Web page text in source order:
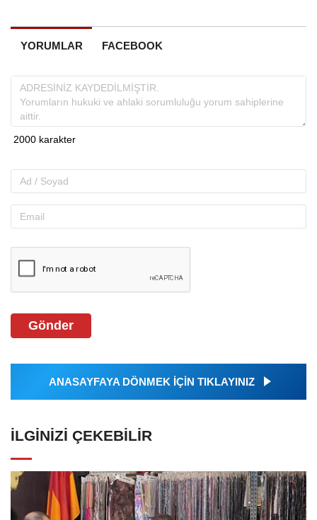
YORUMLAR FACEBOOK
Gönder
ANASAYFAYA DÖNMEK İÇİN TIKLAYINIZ
İLGINIZI ÇEKEBILIR